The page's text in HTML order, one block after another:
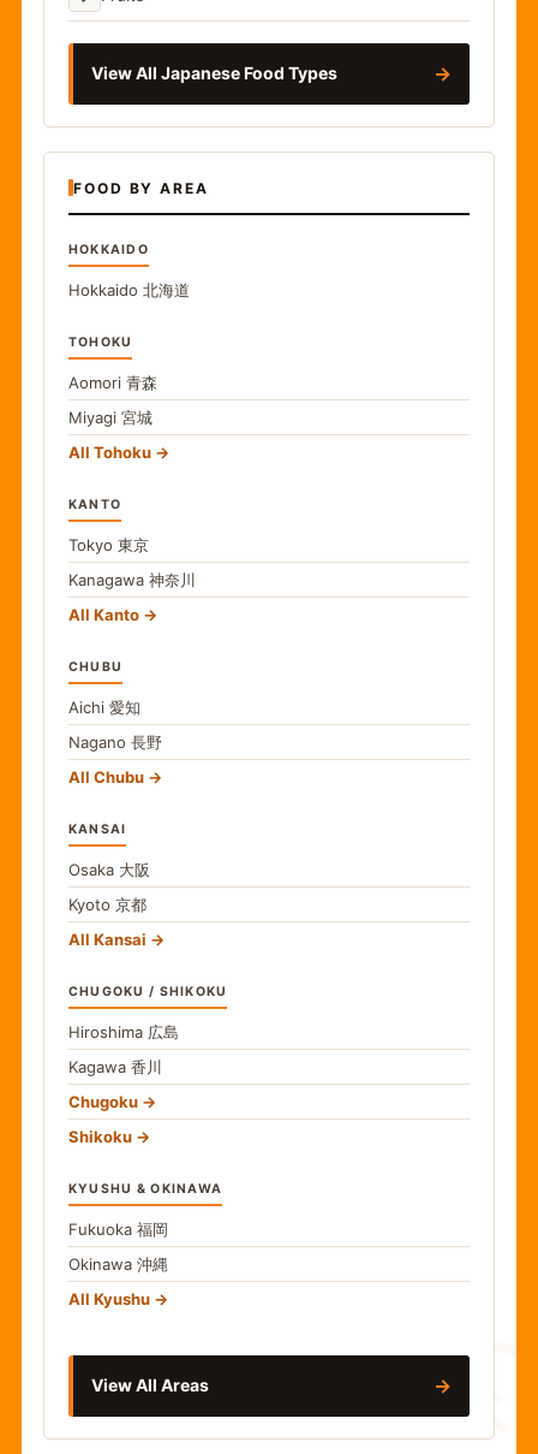
食
View All Japanese Food Types →
FOOD BY AREA
HOKKAIDO
Hokkaido 北海道
TOHOKU
Aomori 青森
Miyagi 宮城
All Tohoku
KANTO
Tokyo 東京
Kanagawa 神奈川
All Kanto
CHUBU
Aichi 愛知
Nagano 長野
All Chubu
KANSAI
Osaka 大阪
Kyoto 京都
All Kansai
CHUGOKU / SHIKOKU
Hiroshima 広島
Kagawa 香川
Chugoku
Shikoku
KYUSHU & OKINAWA
Fukuoka 福岡
Okinawa 沖縄
All Kyushu
View All Areas →